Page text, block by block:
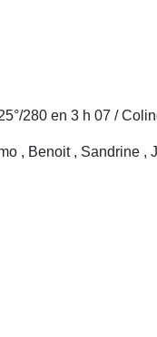
280 en 3 h 07 /
, Benoit , Sandrine ,